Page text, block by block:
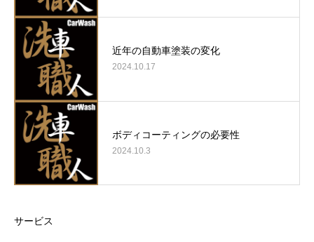
近年の自動車塗装の変化
2024.10.17
ボディコーティングの必要性
2024.10.3
サービス